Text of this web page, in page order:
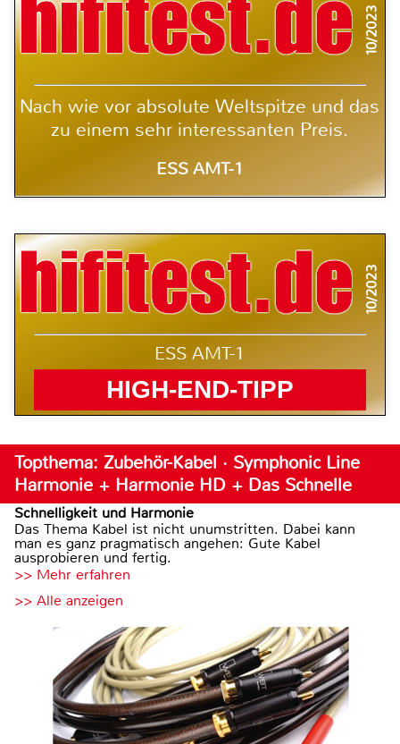
10/2023
Nach wie vor absolute Weltspitze und das
zu einem sehr interessanten Preis.
ESS AMT-1
10/2023
ESS AMT-1
HIGH-END-TIPP
Topthema: Zubehör-Kabel · Symphonic Line
Harmonie + Harmonie HD + Das Schnelle
Schnelligkeit und Harmonie
Das Thema Kabel ist nicht unumstritten. Dabei kann
man es ganz pragmatisch angehen: Gute Kabel
ausprobieren und fertig.
>> Mehr erfahren
>> Alle anzeigen